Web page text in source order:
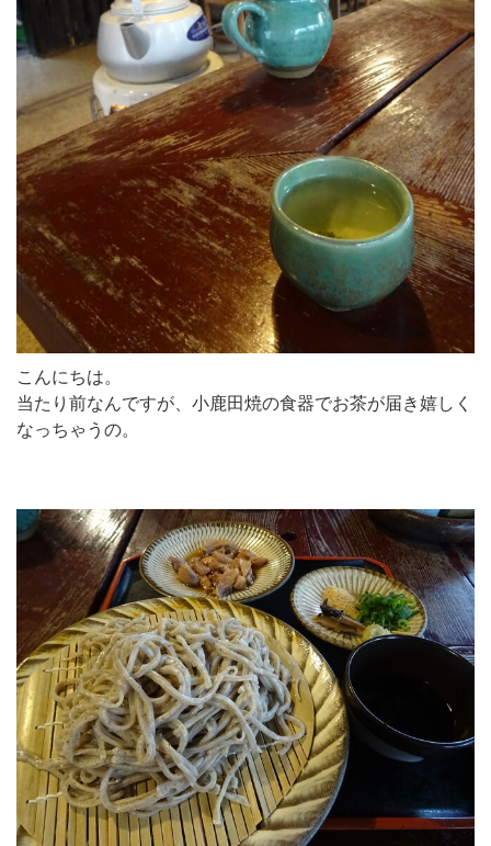
こんにちは。
当たり前なんですが、小鹿田焼の食器でお茶が届き嬉しく
なっちゃうの。